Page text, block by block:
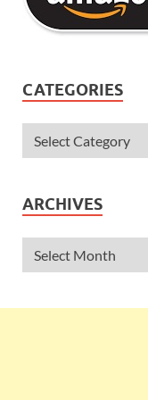
CATEGORIES
ARCHIVES